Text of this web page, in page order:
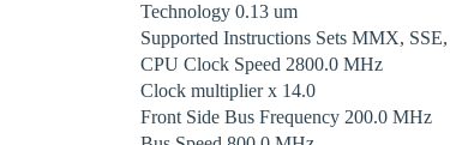
Technology 0.13 um
Supported Instructions Sets MMX, SSE,
CPU Clock Speed 2800.0 MHz
Clock multiplier x 14.0
Front Side Bus Frequency 200.0 MHz